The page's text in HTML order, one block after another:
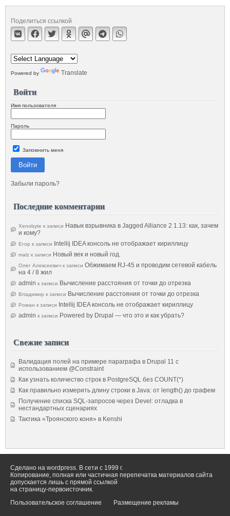
Поделиться ссылкой
Powered by Translate
Войти
Имя пользователя
Пароль
Запомнить меня
Войти
Забыли пароль?
Последние комментарии
Xenobyte к записи Навык взрывника в Jagged Alliance 2 1.13: как, зачем
и кому?
Егор к записи Intellij IDEA консоль не отображает кириллицу
malz к записи Новый век и новый год.
Олег Алексеевич к записи Обжимаем RJ-45 и проводим сетевой кабель
на 4 / 8 жил
admin к записи Вычисление расстояния от точки до отрезка
Владимир к записи Вычисление расстояния от точки до отрезка
Роман к записи
Intellij IDEA консоль не отображает кириллицу
admin к записи Powered by Drupal — что это и как убрать?
Свежие записи
Валидация полей на примере параграфа в Drupal 11 с
использованием @Constraint
Как узнать количество строк в PostgreSQL без COUNT(*)
Как правильно измерить длину строки в Java: от length() до графем
Получение списка SQL-запросов через Devel: отладка в
нестандартных сценариях
Тактика «Троянского коня» в Kenshi
Сделано на wordpress. В сети с 1999 г.
Копирование, полная или частичная перепечатка материалов сайта
допускается лишь с прямой ссылкой
на страницу-первоисточник.
Пользовательское соглашение
Размещение рекламы